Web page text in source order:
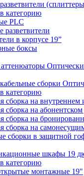
категорию
PLC
разветвители
в корпусе 19”
боксы
категорию
сборка на
сборка на
сборка на
сборка на
сборки в защитной
категорию
монтажные 19"